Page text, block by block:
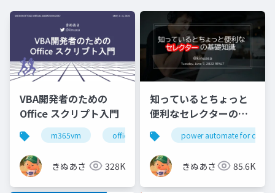
VBA開発者のための
Office スクリプト入門
m365vm officescripts officeスクリプト
きぬあさ 328K
知っているとちょっと
便利なセレクターの基
礎知識power automate for
きぬあさ 85.6K